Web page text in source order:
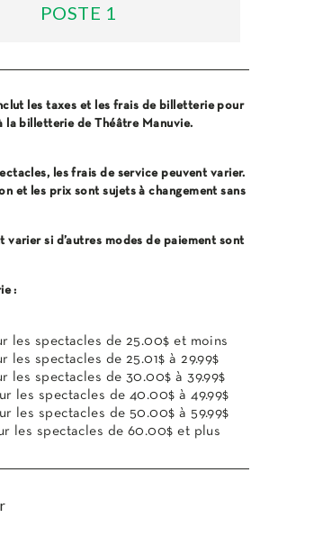
POSTE 1
les taxes et les frais de billetterie pour
la billetterie de Théâtre Manuvie.
les frais de service peuvent varier.
et les prix sont sujets à changement sans
varier si d’autres modes de paiement sont
:
les spectacles de 25.00$ et moins
les spectacles de 25.01$ à 29.99$
les spectacles de 30.00$ à 39.99$
les spectacles de 40.00$ à 49.99$
les spectacles de 50.00$ à 59.99$
les spectacles de 60.00$ et plus